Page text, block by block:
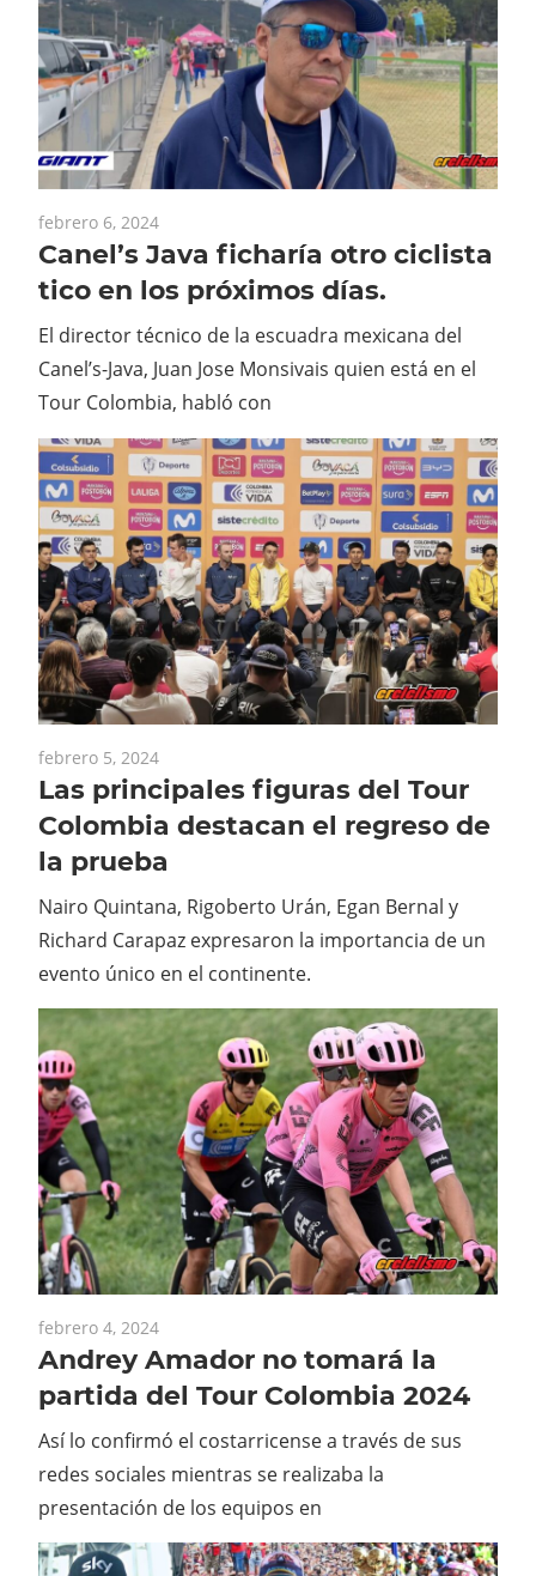
febrero 6, 2024
Canel’s Java ficharía otro ciclista
tico en los próximos días.
El director técnico de la escuadra mexicana del
Canel’s-Java, Juan Jose Monsivais quien está en el
Tour Colombia, habló con
febrero 5, 2024
Las principales figuras del Tour
Colombia destacan el regreso de
la prueba
Nairo Quintana, Rigoberto Urán, Egan Bernal y
Richard Carapaz expresaron la importancia de un
evento único en el continente.
febrero 4, 2024
Andrey Amador no tomará la
partida del Tour Colombia 2024
Así lo confirmó el costarricense a través de sus
redes sociales mientras se realizaba la
presentación de los equipos en